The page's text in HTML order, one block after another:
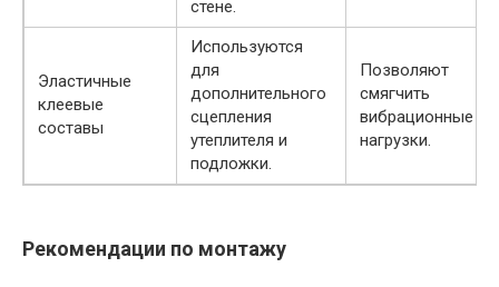
стене.
Эластичные
клеевые
составы
Используются
для
дополнительного
сцепления
утеплителя и
подложки.
Позволяют
смягчить
вибрационные
нагрузки.
Рекомендации по монтажу